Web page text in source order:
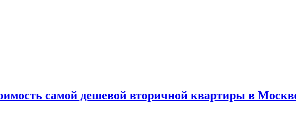
самой дешевой вторичной квартиры в